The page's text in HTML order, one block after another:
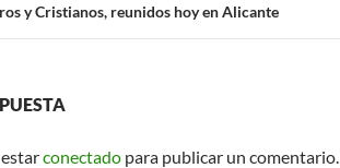
y Cristianos, reunidos hoy en Alicante
conectado para publicar un comentario.